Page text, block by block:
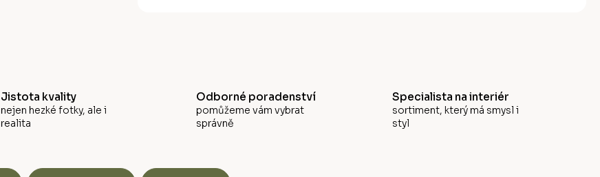
Jistota kvality
nejen hezké fotky, ale i
realita
Odborné poradenství
pomůžeme vám vybrat
správně
Specialista na interiér
sortiment, který má smysl i
styl